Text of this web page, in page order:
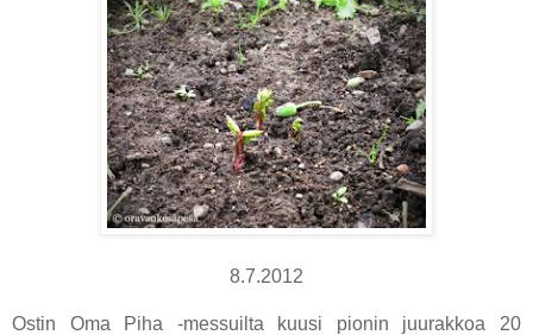
8.7.2012
Ostin Oma Piha -messuilta kuusi pionin juurakkoa 20